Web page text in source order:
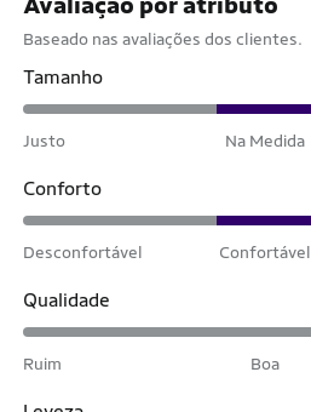
Baseado nas avaliações dos clientes.
Tamanho
Justo Na Medida
Conforto
Desconfortável Confortável
Qualidade
Ruim Boa